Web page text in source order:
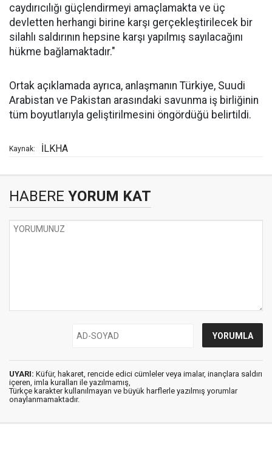
caydırıcılığı güçlendirmeyi amaçlamakta ve üç
devletten herhangi birine karşı gerçekleştirilecek bir
silahlı saldırının hepsine karşı yapılmış sayılacağını
hükme bağlamaktadır."
Ortak açıklamada ayrıca, anlaşmanın Türkiye, Suudi
Arabistan ve Pakistan arasındaki savunma iş birliğinin
tüm boyutlarıyla geliştirilmesini öngördüğü belirtildi.
Kaynak: İLKHA
HABERE YORUM KAT
UYARI: Küfür, hakaret, rencide edici cümleler veya imalar, inançlara saldırı
içeren, imla kuralları ile yazılmamış,
Türkçe karakter kullanılmayan ve büyük harflerle yazılmış yorumlar
onaylanmamaktadır.